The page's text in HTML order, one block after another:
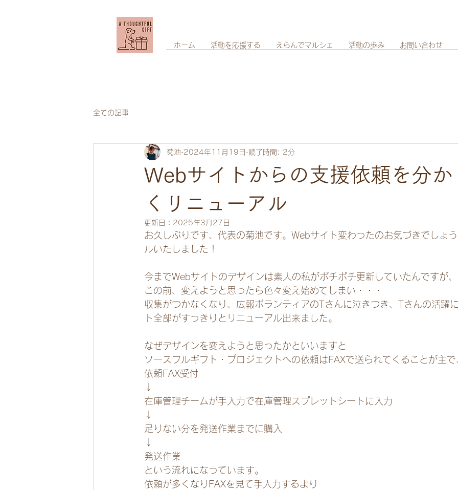
ホーム 活動を応援する えらんでマルシェ 活動の歩み お問い合わせ
全ての記事
Webサイトからの支援依頼を分か
くリニューアル
菊池 2024年11月19日 読了時間: 2分
更新日： 2025年3月27日
お久しぶりです、代表の菊池です。Webサイト変わったのお気づきでしょ
ルいたしました！
今までWebサイトのデザインは素人の私がポチポチ更新していたんですが、
この前、変えようと思ったら色々変え始めてしまい・・・
収集がつかなくなり、広報ボランティアのTさんに泣きつき、Tさんの活躍
ト全部がすっきりとリニューアル出来ました。
なぜデザインを変えようと思ったかといいますと
ソースフルギフト・プロジェクトへの依頼はFAXで送られてくることが主で
依頼FAX受付
↓
在庫管理チームが手入力で在庫管理スプレットシートに入力
↓
足りない分を発送作業までに購入
↓
発送作業
という流れになっています。
依頼が多くなりFAXを見て手入力するより